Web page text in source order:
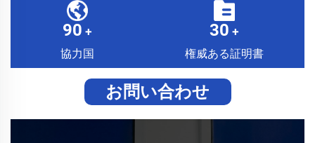
90 +
協力国
30 +
権威ある証明書
お問い合わせ